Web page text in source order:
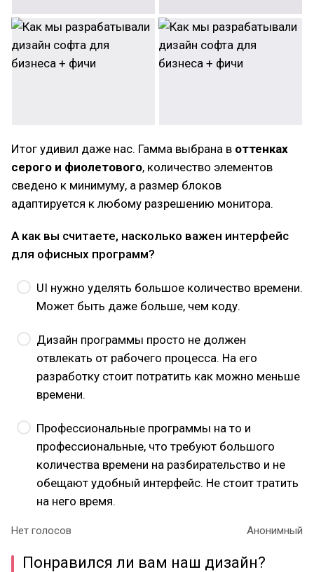
Итог удивил даже нас. Гамма выбрана в оттенках
серого и фиолетового, количество элементов
сведено к минимуму, а размер блоков
адаптируется к любому разрешению монитора.
А как вы считаете, насколько важен интерфейс
для офисных программ?
UI нужно уделять большое количество времени.
Может быть даже больше, чем коду.
Дизайн программы просто не должен
отвлекать от рабочего процесса. На его
разработку стоит потратить как можно меньше
времени.
Профессиональные программы на то и
профессиональные, что требуют большого
количества времени на разбирательство и не
обещают удобный интерфейс. Не стоит тратить
на него время.
Нет голосов Анонимный
Понравился ли вам наш дизайн?